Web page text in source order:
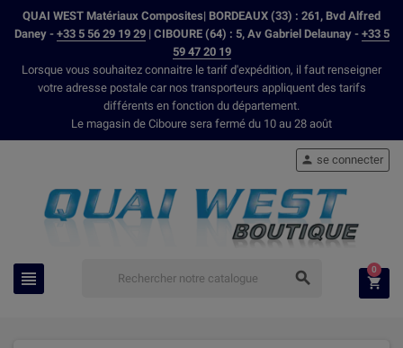
QUAI WEST Matériaux Composites| BORDEAUX (33) : 261, Bvd Alfred
Daney - +33 5 56 29 19 29| CIBOURE (64) : 5, Av Gabriel Delaunay - +33 5
59 47 20 19
Lorsque vous souhaitez connaitre le tarif d'expédition, il faut renseigner
votre adresse postale car nos transporteurs appliquent des tarifs
différents en fonction du département.
Le magasin de Ciboure sera fermé du 10 au 28 août
 
 se connecter

0